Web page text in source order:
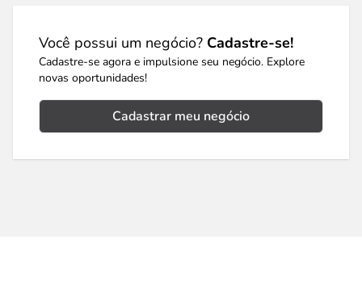
Você possui um negócio? Cadastre-se!
Cadastre-se agora e impulsione seu negócio. Explore
novas oportunidades!
Cadastrar meu negócio